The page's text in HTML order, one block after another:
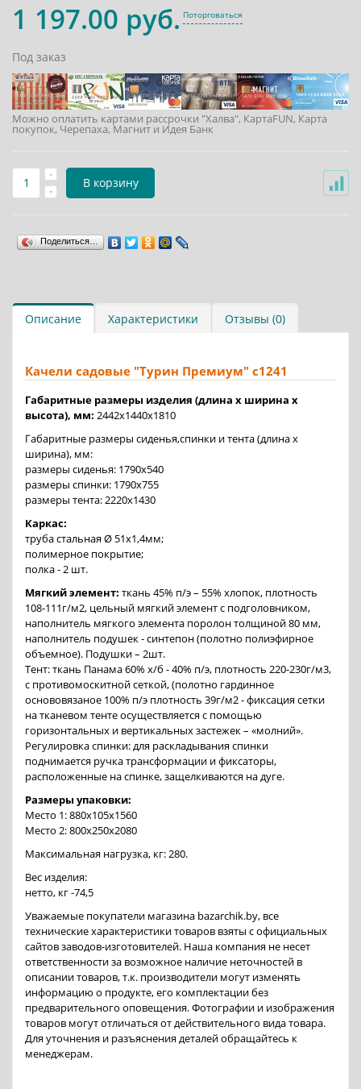
1 197.00 руб. Поторговаться
Под заказ
Можно оплатить картами рассрочки "Халва", КартаFUN, Карта
покупок, Черепаха, Магнит и Идея Банк
В корзину
Поделиться…
Описание Характеристики Отзывы (0)
Качели садовые "Турин Премиум" с1241
Габаритные размеры изделия (длина х ширина х
высота), мм: 2442х1440х1810
Габаритные размеры сиденья,спинки и тента (длина х
ширина), мм:
размеры сиденья: 1790х540
размеры спинки: 1790х755
размеры тента: 2220х1430
Каркас:
труба стальная Ø 51х1,4мм;
полимерное покрытие;
полка - 2 шт.
Мягкий элемент: ткань 45% п/э – 55% хлопок, плотность
108-111г/м2, цельный мягкий элемент с подголовником,
наполнитель мягкого элемента поролон толщиной 80 мм,
наполнитель подушек - синтепон (полотно полиэфирное
объемное). Подушки – 2шт.
Тент: ткань Панама 60% х/б - 40% п/э, плотность 220-230г/м3,
с противомоскитной сеткой, (полотно гардинное
основовязаное 100% п/э плотность 39г/м2 - фиксация сетки
на тканевом тенте осуществляется с помощью
горизонтальных и вертикальных застежек – «молний».
Регулировка спинки: для раскладывания спинки
поднимается ручка трансформации и фиксаторы,
расположенные на спинке, защелкиваются на дуге.
Размеры упаковки:
Место 1: 880х105х1560
Место 2: 800х250х2080
Максимальная нагрузка, кг: 280.
Вес изделия:
нетто, кг -74,5
Уважаемые покупатели магазина bazarchik.by, все
технические характеристики товаров взяты с официальных
сайтов заводов-изготовителей. Наша компания не несет
ответственности за возможное наличие неточностей в
описании товаров, т.к. производители могут изменять
информацию о продукте, его комплектации без
предварительного оповещения. Фотографии и изображения
товаров могут отличаться от действительного вида товара.
Для уточнения и разъяснения деталей обращайтесь к
менеджерам.